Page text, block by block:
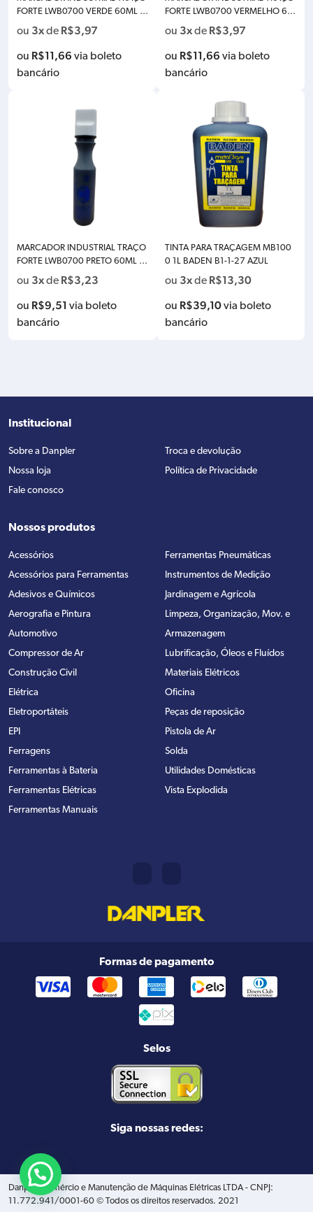
FORTE LWB0700 VERDE 60ML P
ONTA 2MM BADEN M26-VD60-
ou 3xde R$3,97
ou R$11,66 via boleto
bancário
FORTE LWB0700 VERMELHO 60
ML PONTA 5MM BADEN M26-V
M60-5
ou 3xde R$3,97
ou R$11,66 via boleto
bancário
MARCADOR INDUSTRIAL TRAÇO
FORTE LWB0700 PRETO 60ML P
ONTA 5MM BADEN M26-PT60-5
ou 3xde R$3,23
ou R$9,51 via boleto
bancário
TINTA PARA TRAÇAGEM MB100
0 1L BADEN B1-1-27 AZUL
ou 3xde R$13,30
ou R$39,10via boleto
bancário
Institucional
Sobre a Danpler
Nossa loja
Fale conosco
Troca e devolução
Política de Privacidade
Nossos produtos
Acessórios
Acessórios para Ferramentas
Adesivos e Químicos
Aerografia e Pintura
Automotivo
Compressor de Ar
Construção Civil
Elétrica
Eletroportáteis
EPI
Ferragens
Ferramentas à Bateria
Ferramentas Elétricas
Ferramentas Manuais
Ferramentas Pneumáticas
Instrumentos de Medição
Jardinagem e Agrícola
Limpeza, Organização, Mov. e
Armazenagem
Lubrificação, Óleos e Fluídos
Materiais Elétricos
Oficina
Peças de reposição
Pistola de Ar
Solda
Utilidades Domésticas
Vista Explodida
Formas de pagamento
Selos
Siga nossas redes:
Danpler Comércio e Manutenção de Máquinas Elétricas LTDA - CNPJ:
11.772.941/0001-60 © Todos os direitos reservados. 2021